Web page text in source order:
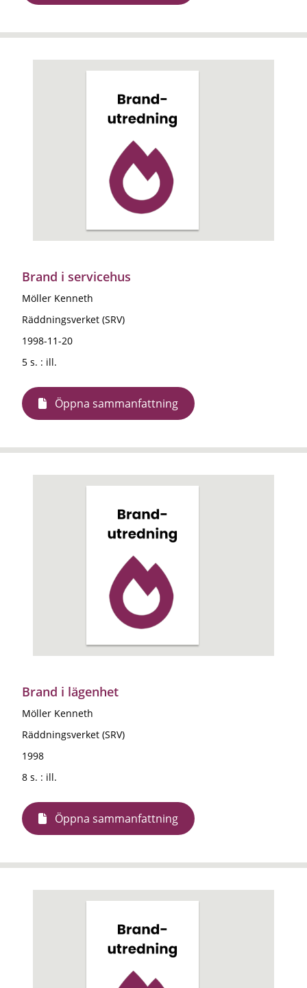
Brand i servicehus
Möller Kenneth
Räddningsverket (SRV)
1998-11-20
5 s. : ill.
Öppna sammanfattning
Brand i lägenhet
Möller Kenneth
Räddningsverket (SRV)
1998
8 s. : ill.
Öppna sammanfattning